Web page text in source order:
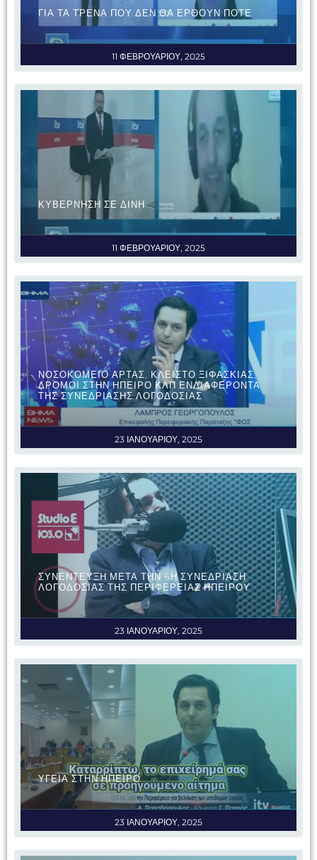
11 ΦΕΒΡΟΥΑΡΙΟΥ, 2025
ΓΙΑ ΤΑ ΤΡΕΝΑ ΠΟΥ ΔΕΝ ΘΑ ΕΡΘΟΥΝ ΠΟΤΕ
11 ΦΕΒΡΟΥΑΡΙΟΥ, 2025
ΚΥΒΕΡΝΗΣΗ ΣΕ ΔΙΝΗ
23 ΙΑΝΟΥΑΡΙΟΥ, 2025
ΝΟΣΟΚΟΜΕΙΟ ΑΡΤΑΣ, ΚΛΕΙΣΤΟ ΞΙΦΑΣΚΙΑΣ,
ΔΡΟΜΟΙ ΣΤΗΝ ΗΠΕΙΡΟ ΚΛΠ ΕΝΔΙΑΦΕΡΟΝΤΑ
ΤΗΣ ΣΥΝΕΔΡΙΑΣΗΣ ΛΟΓΟΔΟΣΙΑΣ
23 ΙΑΝΟΥΑΡΙΟΥ, 2025
ΣΥΝΕΝΤΕΥΞΗ ΜΕΤΑ ΤΗΝ 6Η ΣΥΝΕΔΡΙΑΣΗ
ΛΟΓΟΔΟΣΙΑΣ ΤΗΣ ΠΕΡΙΦΕΡΕΙΑΣ ΗΠΕΙΡΟΥ
23 ΙΑΝΟΥΑΡΙΟΥ, 2025
ΥΓΕΙΑ ΣΤΗΝ ΗΠΕΙΡΟ